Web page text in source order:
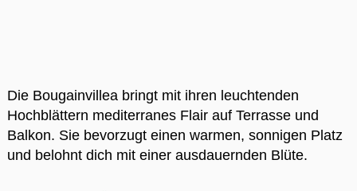
Die Bougainvillea bringt mit ihren leuchtenden
Hochblättern mediterranes Flair auf Terrasse und
Balkon. Sie bevorzugt einen warmen, sonnigen Platz
und belohnt dich mit einer ausdauernden Blüte.